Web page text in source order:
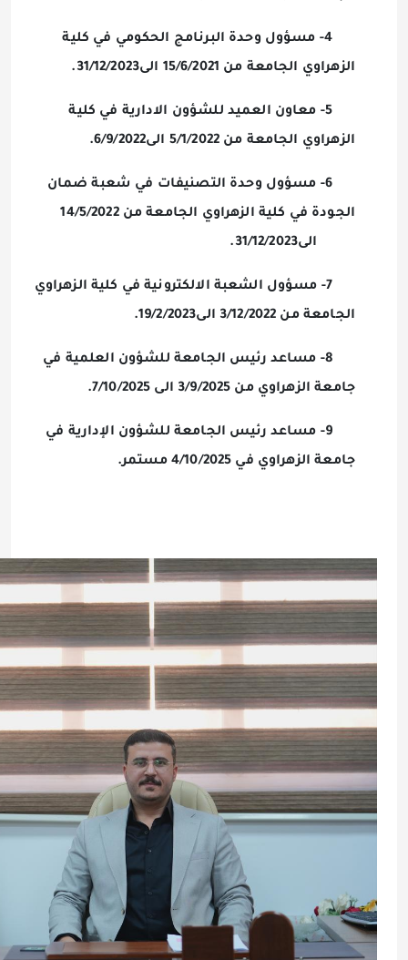
4- مسؤول وحدة البرنامج الحكومي في كلية
الزهراوي الجامعة من 15/6/2021 الى31/12/2023.
5- معاون العميد للشؤون الادارية في كلية
الزهراوي الجامعة من 5/1/2022 الى6/9/2022.
6- مسؤول وحدة التصنيفات في شعبة ضمان
الجودة في كلية الزهراوي الجامعة من 14/5/2022
الى31/12/2023.
7- مسؤول الشعبة الالكترونية في كلية الزهراوي
الجامعة من 3/12/2022 الى19/2/2023.
8- مساعد رئيس الجامعة للشؤون العلمية في
جامعة الزهراوي من 3/9/2025 الى 7/10/2025.
9- مساعد رئيس الجامعة للشؤون الإدارية في
جامعة الزهراوي في 4/10/2025 مستمر.